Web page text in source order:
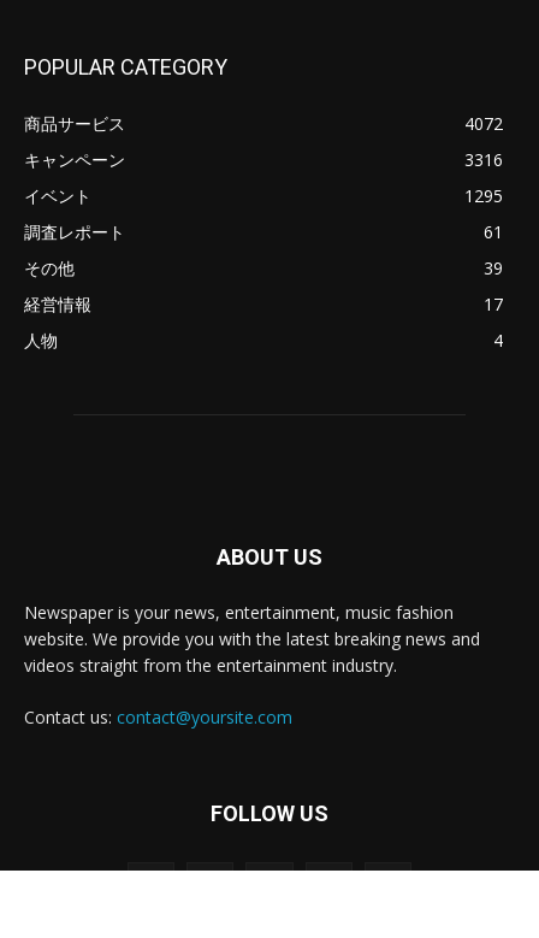
POPULAR CATEGORY
商品サービス
4072
キャンペーン
3316
イベント
1295
調査レポート
61
その他
39
経営情報
17
人物
4
ABOUT US
Newspaper is your news, entertainment, music fashion
website. We provide you with the latest breaking news and
videos straight from the entertainment industry.
Contact us: contact@yoursite.com
FOLLOW US